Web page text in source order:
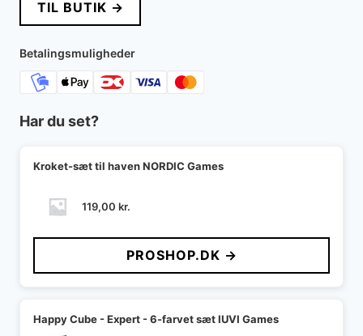
TIL BUTIK →
Betalingsmuligheder
Har du set?
Kroket-sæt til haven NORDIC Games
119,00 kr.
PROSHOP.DK →
Happy Cube - Expert - 6-farvet sæt IUVI Games